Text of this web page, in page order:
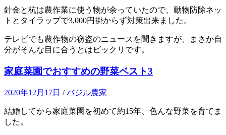
針金と杭は農作業に使う物が余っていたので、動物防除ネッ
トとタイラップで3,000円掛からず対策出来ました。
テレビでも農作物の窃盗のニュースを聞きますが、まさか自
分がそんな目に合うとはビックリです。
家庭菜園でおすすめの野菜ベスト3
2020年12月17日 /バジル農家
結婚してから家庭菜園を初めて約15年、色んな野菜を育てま
した。